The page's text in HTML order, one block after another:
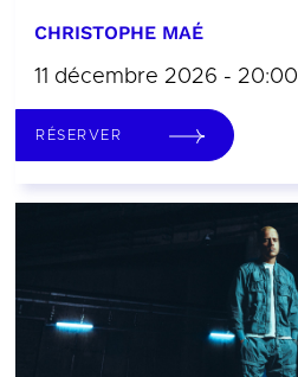
CHRISTOPHE MAÉ
11 décembre 2026 - 20:00
RÉSERVER